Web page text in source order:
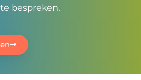
bespreken.